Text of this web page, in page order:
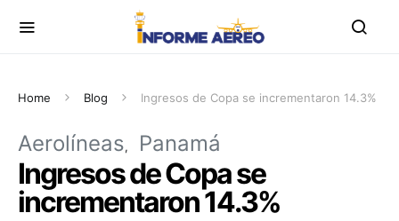
Home Blog Ingresos de Copa se incrementaron 14.3%
Aerolíneas Panamá
Ingresos de Copa se
incrementaron 14.3%